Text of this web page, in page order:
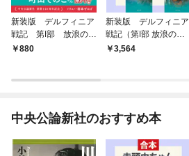
新装版 デルフィニア
戦記 第Ⅰ部 放浪の戦
士１880
新装版 デルフィニア
戦記（第Ⅰ部 放浪の戦
士 合本版）
3,564
中央公論新社のおすすめ本